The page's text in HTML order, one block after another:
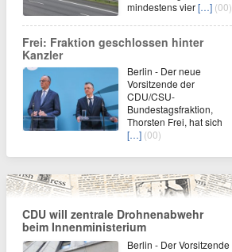
mindestens vier[…] (00)
Frei: Fraktion geschlossen hinter
Kanzler
Berlin - Der neue
Vorsitzende der
CDU/CSU-
Bundestagsfraktion,
Thorsten Frei, hat sich
[…] (00)
CDU will zentrale Drohnenabwehr
beim Innenministerium
Berlin - Der Vorsitzende